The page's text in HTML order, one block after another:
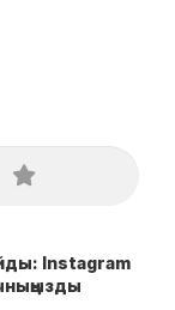
Instagram